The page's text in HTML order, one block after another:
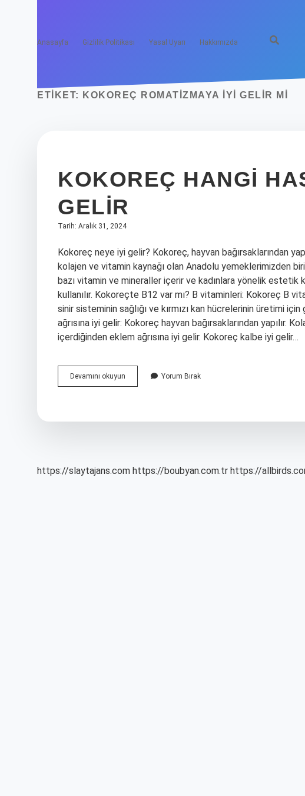
Anasayfa Gizlilik Politikası Yasal Uyarı Hakkımızda
ETIKET: KOKOREÇ ROMATIZMAYA IYI GELIR MI
KOKOREÇ HANGI
GELIR
Tarih: Aralık 31, 2024
Kokoreç neye iyi gelir? Kokoreç, hayvan bağırsaklarından
kolajen ve vitamin kaynağı olan Anadolu yemeklerimizden
bazı vitamin ve mineraller içerir ve kadınlara yönelik estetik
kullanılır. Kokoreçte B12 var mı? B vitaminleri: Kokoreç B
sinir sisteminin sağlığı ve kırmızı kan hücrelerinin üretimi
ağrısına iyi gelir: Kokoreç hayvan bağırsaklarından yapılır.
içerdiğinden eklem ağrısına iyi gelir. Kokoreç kalbe iyi gelir…
Devamını okuyun
Hangi
Yorum Bırak
https://slaytajans.com https://boubyan.com.tr https://